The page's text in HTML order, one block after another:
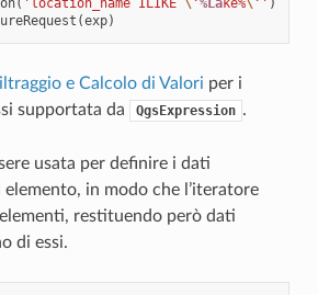
( 'location_name ILIKE \'%Lake%\' ' )
(exp)
e Calcolo di Valori per i
supportata da
QgsExpression .
usata per definire i dati
in modo che l’iteratore
restituendo però dati
di essi.